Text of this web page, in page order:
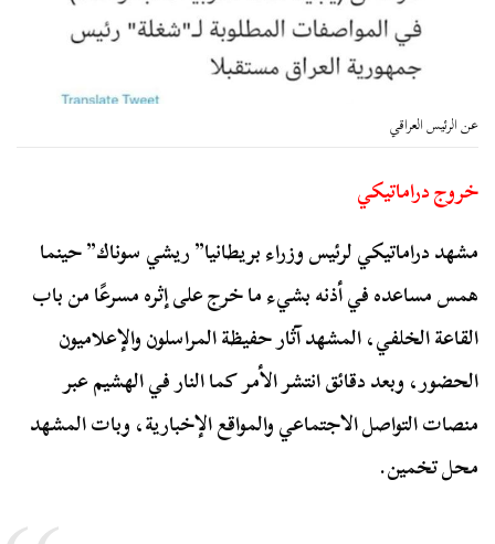
عن الرئيس العراقي
خروج دراماتيكي
مشهد دراماتيكي لرئيس وزراء بريطانيا” ريشي سوناك” حينما
همس مساعده في أذنه بشيء ما خرج على إثره مسرعًا من باب
القاعة الخلفي، المشهد آثار حفيظة المراسلون والإعلاميون
الحضور، وبعد دقائق انتشر الأمر كما النار في الهشيم عبر
منصات التواصل الاجتماعي والمواقع الإخبارية، وبات المشهد
محل تخمين.